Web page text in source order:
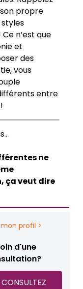
propre
n’est que
et
des
vous
entre
ne
ça veut dire
profil >
d'une
CONSULTEZ